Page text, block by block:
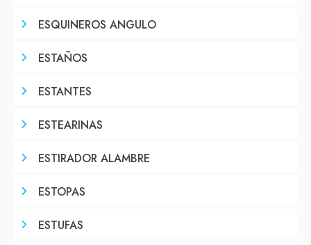
ESQUINEROS ANGULO
ESTAÑOS
ESTANTES
ESTEARINAS
ESTIRADOR ALAMBRE
ESTOPAS
ESTUFAS